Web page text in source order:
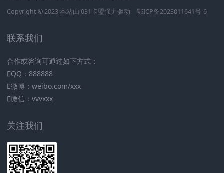
Copyright © 2023 本站由 031卡盟强力驱动 鄂ICP备2023011641号-6
联系我们
合作或咨询可通过如下方式：
QQ：888888
微博：weibo.com/xxx
微信：vvvxxx
关注我们